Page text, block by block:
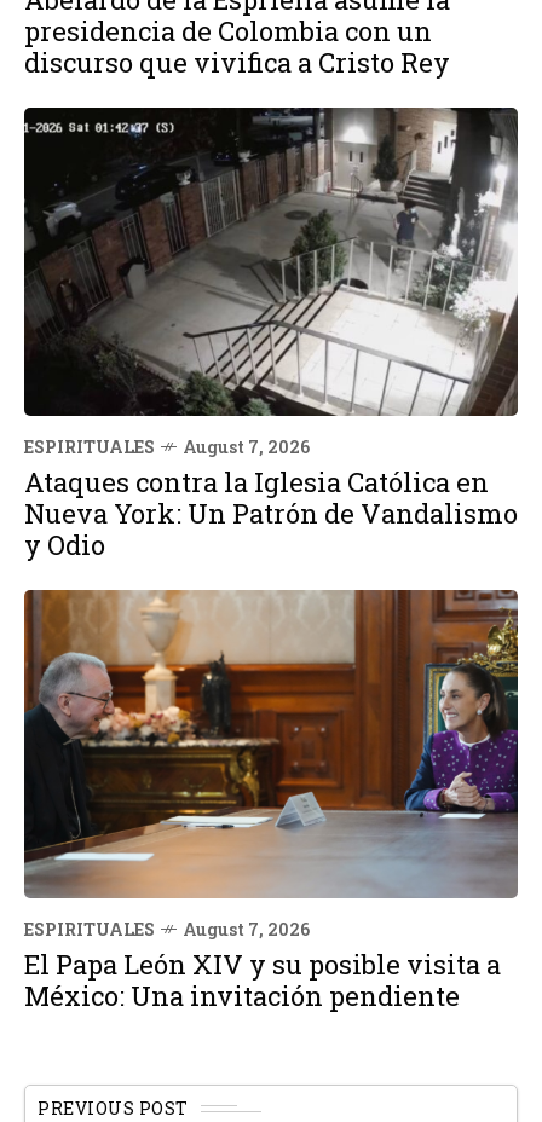
presidencia de Colombia con un
discurso que vivifica a Cristo Rey
ESPIRITUALES August 7, 2026
Ataques contra la Iglesia Católica en
Nueva York: Un Patrón de Vandalismo
y Odio
ESPIRITUALES August 7, 2026
El Papa León XIV y su posible visita a
México: Una invitación pendiente
PREVIOUS POST